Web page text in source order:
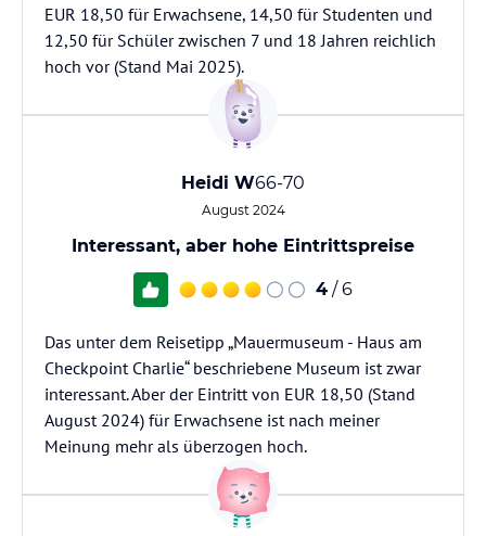
EUR 18,50 für Erwachsene, 14,50 für Studenten und
12,50 für Schüler zwischen 7 und 18 Jahren reichlich
hoch vor (Stand Mai 2025).
Heidi W66-70
August 2024
Interessant, aber hohe Eintrittspreise
4 / 6
Das unter dem Reisetipp „Mauermuseum - Haus am
Checkpoint Charlie“ beschriebene Museum ist zwar
interessant. Aber der Eintritt von EUR 18,50 (Stand
August 2024) für Erwachsene ist nach meiner
Meinung mehr als überzogen hoch.